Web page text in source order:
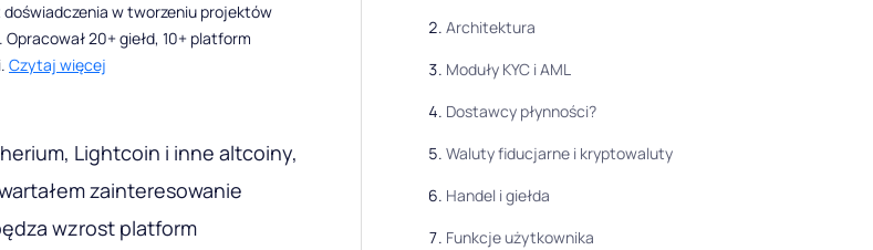
doświadczenia w tworzeniu projektów
20+ giełd, 10+ platform
Czytaj więcej
Lightcoin i inne altcoiny,
zainteresowanie
wzrost platform
Architektura
Moduły KYC i AML
Dostawcy płynności?
Waluty fiducjarne i kryptowaluty
Handel i giełda
Funkcje użytkownika